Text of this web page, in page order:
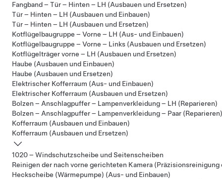
Fangband – Tür – Hinten – LH (Ausbauen und Ersetzen)
Tür – Hinten – LH (Ausbauen und Einbauen)
Tür – Hinten – LH (Ausbauen und Ersetzen)
Kotflügelbaugruppe – Vorne – LH (Aus- und Einbauen)
Kotflügelbaugruppe – Vorne – Links (Ausbauen und Ersetzen)
Kotflügelträger vorne – LH (Ausbauen und Ersetzen)
Haube (Ausbauen und Einbauen)
Haube (Ausbauen und Ersetzen)
Elektrischer Kofferraum (Aus- und Einbauen)
Elektrischer Kofferraum (Ausbauen und Ersetzen)
Bolzen – Anschlagpuffer – Lampenverkleidung – LH (Reparieren)
Bolzen – Anschlagpuffer – Lampenverkleidung – Paar (Reparieren)
Kofferraum (Ausbauen und Einbauen)
Kofferraum (Ausbauen und Ersetzen)
1020 – Windschutzscheibe und Seitenscheiben
Reinigen der nach vorne gerichteten Kamera
Heckscheibe (Wärmepumpe) (Aus- und Einbauen)